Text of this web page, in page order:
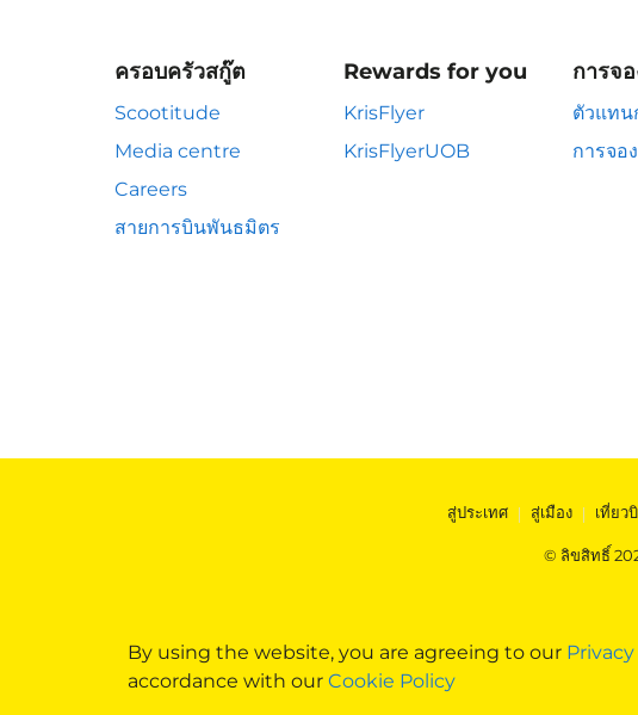
By using the website, you are agreeing to our
accordance with our Cookie Policy
ครอบครัวสกู๊ต
Scootitude
Media centre
Careers
สายการบินพันธมิตร
Rewards for you
KrisFlyer
KrisFlyerUOB
การจ
ตัวแทน
การจอ
สู่ประเทศ | สู่เมือง | เที่ยว
© ลิขสิทธิ์